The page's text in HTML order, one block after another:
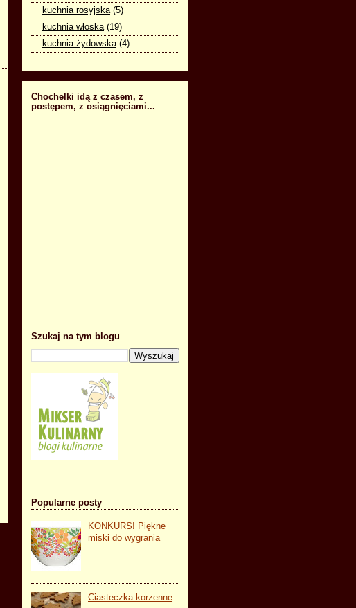
kuchnia rosyjska (5)
kuchnia włoska (19)
kuchnia żydowska (4)
Chochelki idą z czasem, z
postępem, z osiągnięciami...
Szukaj na tym blogu
Popularne posty
KONKURS! Piękne
miski do wygrania
Ciasteczka korzenne